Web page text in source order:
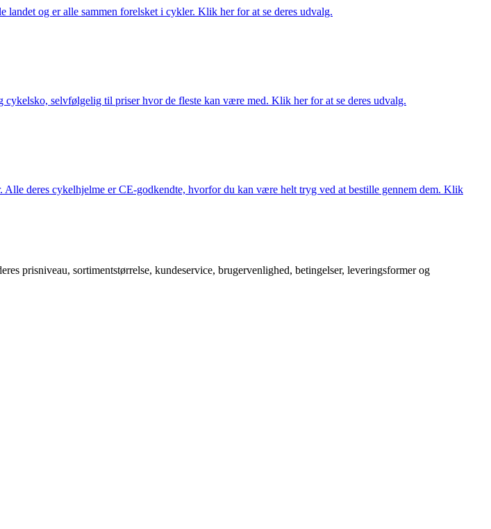
og er alle sammen forelsket i cykler. Klik her for at se deres udvalg.
selvfølgelig til priser hvor de fleste kan være med. Klik her for at se deres udvalg.
deres cykelhjelme er CE-godkendte, hvorfor du kan være helt tryg ved at bestille gennem dem. Klik
prisniveau, sortimentstørrelse, kundeservice, brugervenlighed, betingelser, leveringsformer og